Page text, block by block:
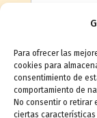
Para ofrecer las
cookies para
consentimiento de
comportamiento de
No consentir o retirar
ciertas
Acepto